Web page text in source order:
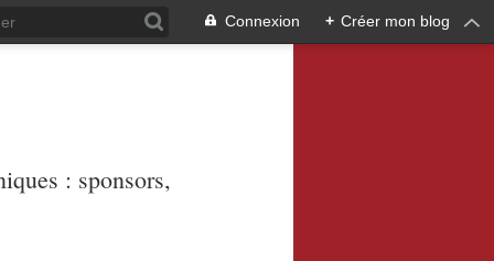
Connexion + Créer mon blog
: sponsors,